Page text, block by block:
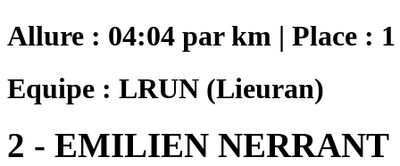
Allure : 04:04 par km | Place : 1
Equipe : LRUN (Lieuran)
2 - EMILIEN NERRANT